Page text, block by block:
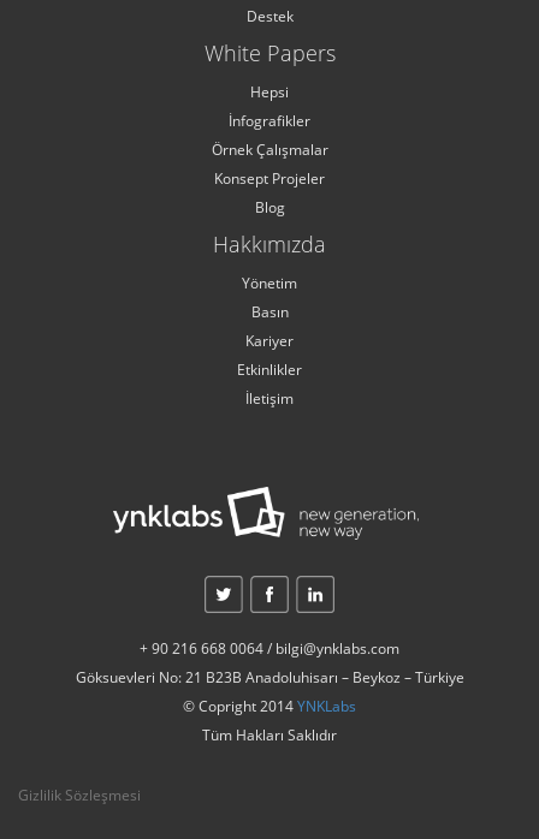
Destek
White Papers
Hepsi
İnfografikler
Örnek Çalışmalar
Konsept Projeler
Blog
Hakkımızda
Yönetim
Basın
Kariyer
Etkinlikler
İletişim
+ 90 216 668 0064 / bilgi@ynklabs.com
Göksuevleri No: 21 B23B Anadoluhisarı – Beykoz – Türkiye
© Copright 2014YNKLabs
Tüm Hakları Saklıdır
Gizlilik Sözleşmesi